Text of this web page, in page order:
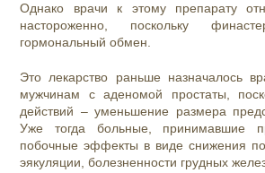
Однако врачи к этому препарату
настороженно, поскольку
гормональный обмен.
Это лекарство раньше назначалось
мужчинам с аденомой простаты,
действий – уменьшение размера
Уже тогда больные, принимавшие
побочные эффекты в виде снижения
эякуляции, болезненности грудных